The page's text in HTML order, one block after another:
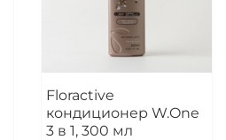
Floractive
кондиционер W.One
3 в 1, 300 мл